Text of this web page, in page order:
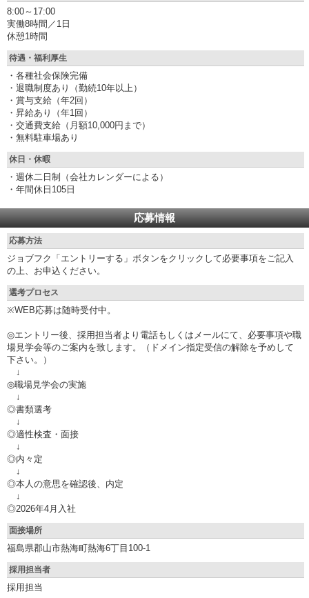
8:00～17:00
実働8時間／1日
休憩1時間
待遇・福利厚生
・各種社会保険完備
・退職制度あり（勤続10年以上）
・賞与支給（年2回）
・昇給あり（年1回）
・交通費支給（月額10,000円まで）
・無料駐車場あり
休日・休暇
・週休二日制（会社カレンダーによる）
・年間休日105日
応募情報
応募方法
ジョブフク「エントリーする」ボタンをクリックして必要事項をご記入
の上、お申込ください。
選考プロセス
※WEB応募は随時受付中。
◎エントリー後、採用担当者より電話もしくはメールにて、必要事項や職
場見学会等のご案内を致します。（ドメイン指定受信の解除を予めして
下さい。）
↓
◎職場見学会の実施
↓
◎書類選考
↓
◎適性検査・面接
↓
◎内々定
↓
◎本人の意思を確認後、内定
↓
◎2026年4月入社
面接場所
福島県郡山市熱海町熱海6丁目100-1
採用担当者
採用担当